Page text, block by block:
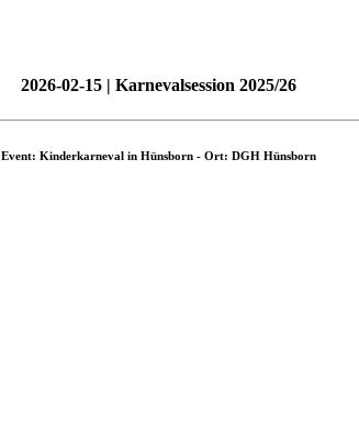
2026-02-15 | Karnevalsession 2025/26
Event: Kinderkarneval in Hünsborn - Ort: DGH Hünsborn